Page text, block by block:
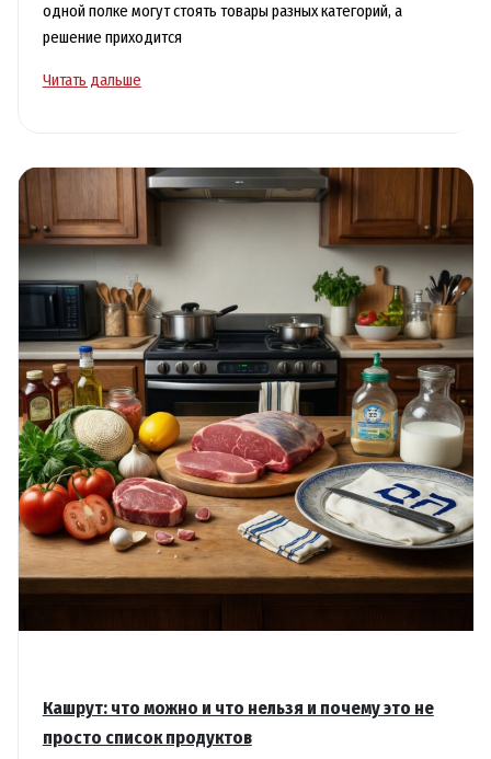
одной полке могут стоять товары разных категорий, а
решение приходится
Как
московском
магазине
по
маркировке
хешгехоту
Читать дальше
Кашрут: что можно и что нельзя и почему это не
просто список продуктов